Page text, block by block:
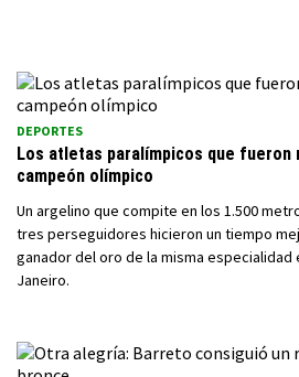
DEPORTES
Los atletas paralímpicos que fueron
campeón olímpico
Un argelino que compite en los 1.500
tres perseguidores hicieron un tiempo
ganador del oro de la misma especialidad
Janeiro.